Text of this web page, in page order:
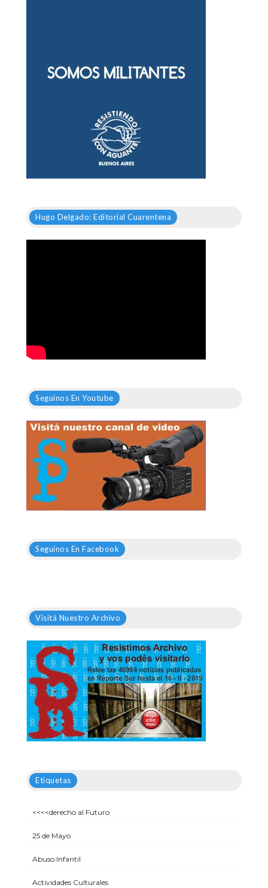
Hugo Delgado: Editorial Cuarentena
Seguinos En Youtube
Seguinos En Facebook
Visitá Nuestro Archivo
Etiquetas
<<<<derecho al Futuro
25 de Mayo
Abuso Infantil
Actividades Culturales